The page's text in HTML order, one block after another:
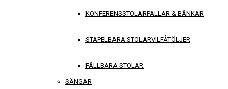
KONFERENSSTOLARPALLAR & BÄNKAR
STAPELBARA STOLARVILFÅTÖLJER
FÄLLBARA STOLAR
SÄNGAR